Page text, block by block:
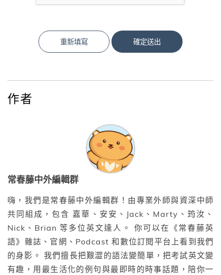
重新填寫 確定送出
作者
常春藤中外編輯群
嗨，我們是常春藤中外編輯群！由專業外師與資深中師
共同組成，包含 嘉華、安安、Jack、Marty、筠汝、
Nick、Brian 等多位英文達人。 你可以在《常春藤英
語》雜誌、官網、Podcast 和數位訂閱平台上看到我們
的身影。 我們擅長把艱澀的語法變簡單，把考試英文變
有趣，用最生活化的例句與最即時的時事話題，陪你一